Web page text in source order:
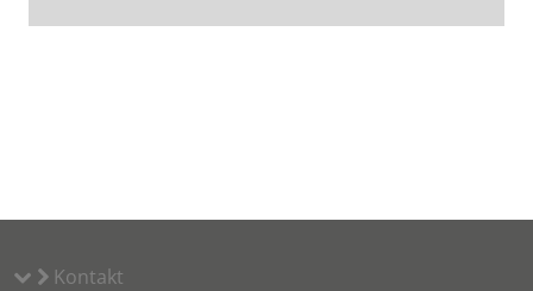
Kontakt